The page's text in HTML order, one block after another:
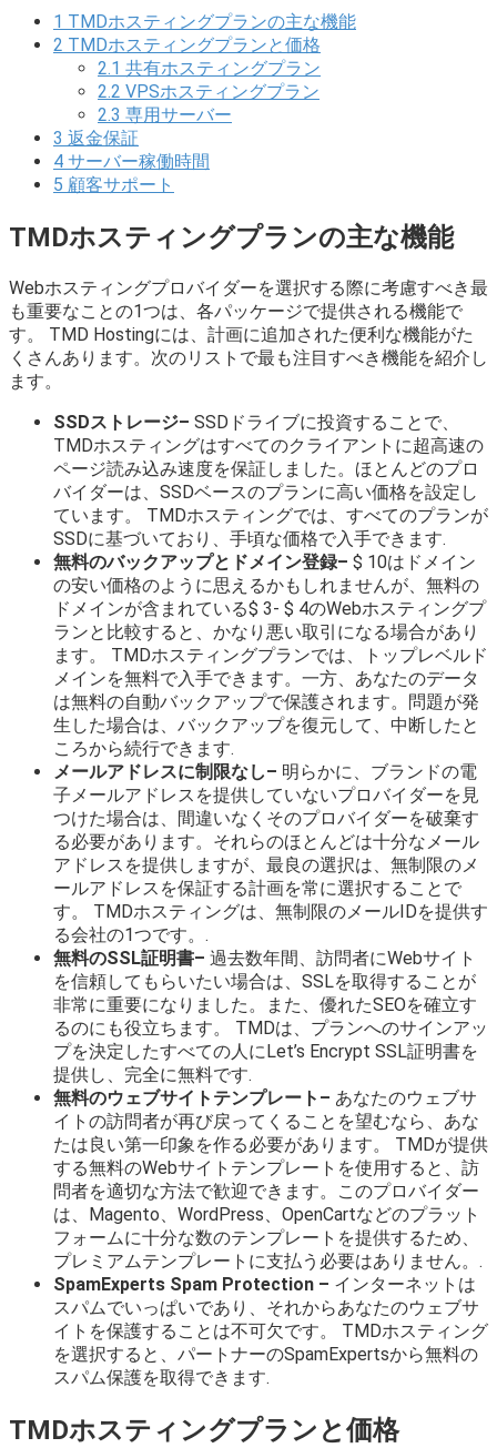
1 TMDホスティングプランの主な機能
2 TMDホスティングプランと価格
2.1 共有ホスティングプラン
2.2 VPSホスティングプラン
2.3 専用サーバー
3 返金保証
4 サーバー稼働時間
5 顧客サポート
TMDホスティングプランの主な機能
Webホスティングプロバイダーを選択する際に考慮すべき最
も重要なことの1つは、各パッケージで提供される機能で
す。 TMD Hostingには、計画に追加された便利な機能がた
くさんあります。次のリストで最も注目すべき機能を紹介し
ます。
SSDストレージ– SSDドライブに投資することで、
TMDホスティングはすべてのクライアントに超高速の
ページ読み込み速度を保証しました。ほとんどのプロ
バイダーは、SSDベースのプランに高い価格を設定し
ています。 TMDホスティングでは、すべてのプランが
SSDに基づいており、手頃な価格で入手できます.
無料のバックアップとドメイン登録– $ 10はドメイン
の安い価格のように思えるかもしれませんが、無料の
ドメインが含まれている$ 3- $ 4のWebホスティングプ
ランと比較すると、かなり悪い取引になる場合があり
ます。 TMDホスティングプランでは、トップレベルド
メインを無料で入手できます。一方、あなたのデータ
は無料の自動バックアップで保護されます。問題が発
生した場合は、バックアップを復元して、中断したと
ころから続行できます.
メールアドレスに制限なし– 明らかに、ブランドの電
子メールアドレスを提供していないプロバイダーを見
つけた場合は、間違いなくそのプロバイダーを破棄す
る必要があります。それらのほとんどは十分なメール
アドレスを提供しますが、最良の選択は、無制限のメ
ールアドレスを保証する計画を常に選択することで
す。 TMDホスティングは、無制限のメールIDを提供す
る会社の1つです。.
無料のSSL証明書– 過去数年間、訪問者にWebサイト
を信頼してもらいたい場合は、SSLを取得することが
非常に重要になりました。また、優れたSEOを確立す
るのにも役立ちます。 TMDは、プランへのサインアッ
プを決定したすべての人にLet’s Encrypt SSL証明書を
提供し、完全に無料です.
無料のウェブサイトテンプレート– あなたのウェブサ
イトの訪問者が再び戻ってくることを望むなら、あな
たは良い第一印象を作る必要があります。 TMDが提供
する無料のWebサイトテンプレートを使用すると、訪
問者を適切な方法で歓迎できます。このプロバイダー
は、Magento、WordPress、OpenCartなどのプラット
フォームに十分な数のテンプレートを提供するため、
プレミアムテンプレートに支払う必要はありません。.
SpamExperts Spam Protection – インターネットは
スパムでいっぱいであり、それからあなたのウェブサ
イトを保護することは不可欠です。 TMDホスティング
を選択すると、パートナーのSpamExpertsから無料の
スパム保護を取得できます.
TMDホスティングプランと価格